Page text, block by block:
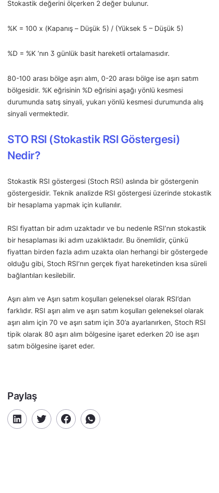
Stokastik değerini ölçerken 2 değer bulunur.
%K = 100 x (Kapanış – Düşük 5) / (Yüksek 5 – Düşük 5)
%D = %K ‘nın 3 günlük basit hareketli ortalamasıdır.
80-100 arası bölge aşırı alım, 0-20 arası bölge ise aşırı satım
bölgesidir. %K eğrisinin %D eğrisini aşağı yönlü kesmesi
durumunda satış sinyali, yukarı yönlü kesmesi durumunda alış
sinyali vermektedir.
STO RSI (Stokastik RSI Göstergesi)
Nedir?
Stokastik RSI göstergesi (Stoch RSI) aslında bir göstergenin
göstergesidir. Teknik analizde RSI göstergesi üzerinde stokastik
bir hesaplama yapmak için kullanılır.
RSI fiyattan bir adım uzaktadır ve bu nedenle RSI’nın stokastik
bir hesaplaması iki adım uzaklıktadır. Bu önemlidir, çünkü
fiyattan birden fazla adım uzakta olan herhangi bir göstergede
olduğu gibi, Stoch RSI’nın gerçek fiyat hareketinden kısa süreli
bağlantıları kesilebilir.
Aşırı alım ve Aşırı satım koşulları geleneksel olarak RSI’dan
farklıdır. RSI aşırı alım ve aşırı satım koşulları geleneksel olarak
aşırı alım için 70 ve aşırı satım için 30’a ayarlanırken, Stoch RSI
tipik olarak 80 aşırı alım bölgesine işaret ederken 20 ise aşırı
satım bölgesine işaret eder.
Paylaş